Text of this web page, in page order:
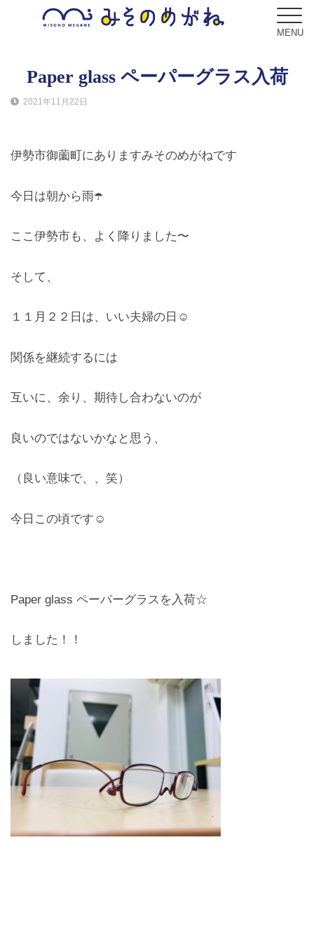
MENU
サービス
Service
フレーム
Lens
キッズ
サングラス
Hearing Aid
CONTACT
Paper glass ペーパーグラス入荷
2021年11月22日
伊勢市御薗町にありますみそのめがねです
今日は朝から雨☂️
ここ伊勢市も、よく降りました〜
そして、
１１月２２日は、いい夫婦の日☺︎
関係を継続するには
互いに、余り、期待し合わないのが
良いのではないかなと思う、
（良い意味で、、笑）
今日この頃です☺︎
Paper glass ペーパーグラスを入荷☆
しました！！